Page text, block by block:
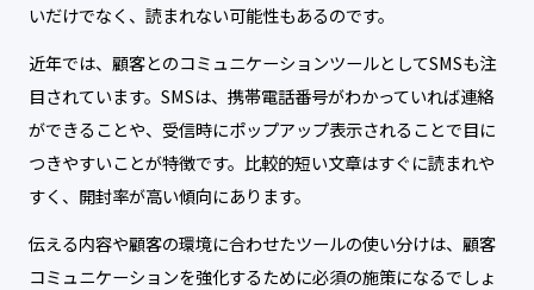
いだけでなく、読まれない可能性もあるのです。
近年では、顧客とのコミュニケーションツールとしてSMSも注
目されています。SMSは、携帯電話番号がわかっていれば連絡
ができることや、受信時にポップアップ表示されることで目に
つきやすいことが特徴です。比較的短い文章はすぐに読まれや
すく、開封率が高い傾向にあります。
伝える内容や顧客の環境に合わせたツールの使い分けは、顧客
コミュニケーションを強化するために必須の施策になるでしょ